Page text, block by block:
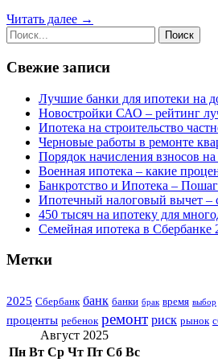
Читать далее →
Свежие записи
Лучшие банки для ипотеки на
Новостройки САО – рейтинг
Ипотека на строительство
Черновые работы в ремонте
Порядок начисления взносов
Военная ипотека – какие
Банкротство и Ипотека –
Ипотечный налоговый вычет –
450 тысяч на ипотеку для
Семейная ипотека в Сбербанке
Метки
2025 Сбербанк банк банки брак время выбор
проценты ребенок ремонт риск рынок
Август 2025
Пн Вт Ср Чт Пт Сб Вс